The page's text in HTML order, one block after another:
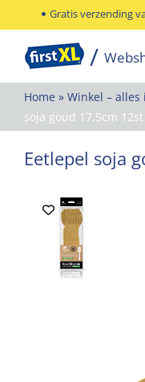
naar
inhoud
Gratis verzending
Home » Winkel –
soja goud 17,5cm 12st
Eetlepel soja